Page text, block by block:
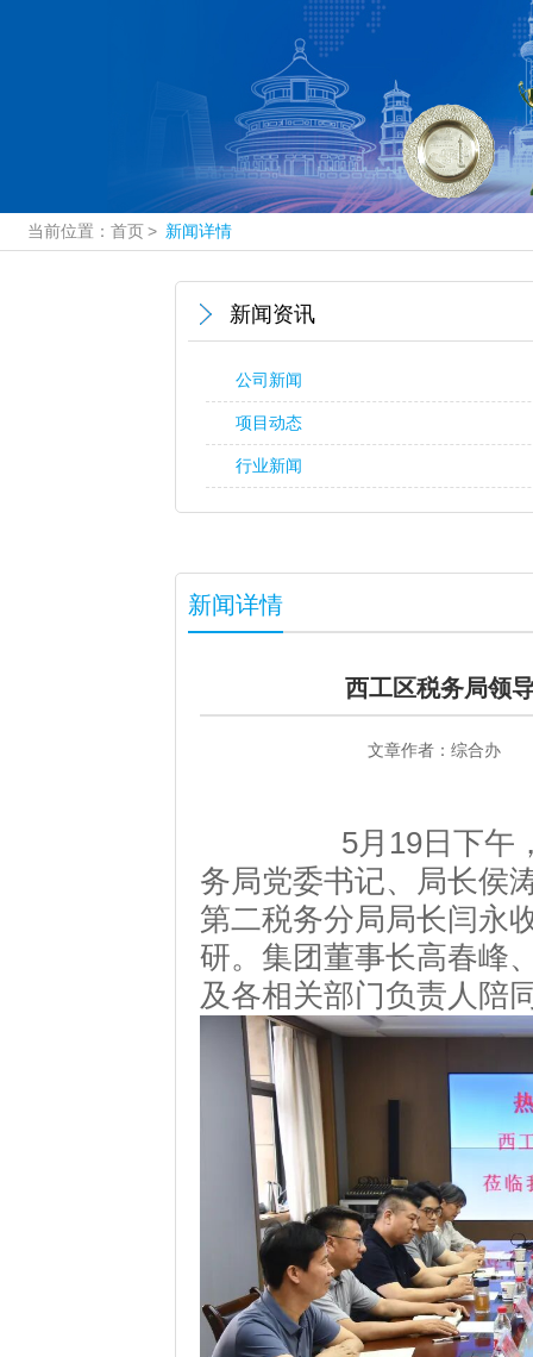
当前位置： 首页 > 新闻详情
新闻资讯
公司新闻
项目动态
行业新闻
新闻详情
西工区税务局领
文章作者： 综合办
5月19日下午，国
务局党委书记、局长侯
第二税务分局局长闫永
研。集团董事长高春峰
及各相关部门负责人陪